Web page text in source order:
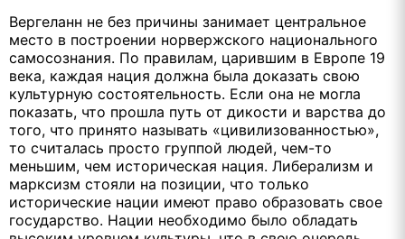
Вергеланн не без причины занимает центральное
место в построении норвержского национального
самосознания. По правилам, царившим в Европе 19
века, каждая нация должна была доказать свою
культурную состоятельность. Если она не могла
показать, что прошла путь от дикости и варства до
того, что принято называть «цивилизованностью»,
то считалась просто группой людей, чем-то
меньшим, чем историческая нация. Либерализм и
марксизм стояли на позиции, что только
исторические нации имеют право образовать свое
государство. Нации необходимо было обладать